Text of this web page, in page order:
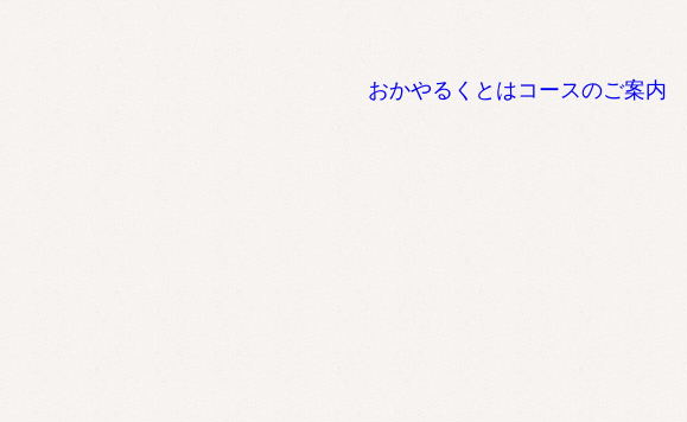
おかやるくとはコースのご案内